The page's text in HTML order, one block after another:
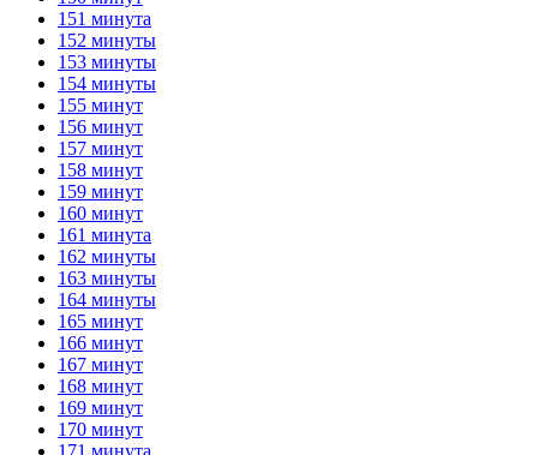
151 минута
152 минуты
153 минуты
154 минуты
155 минут
156 минут
157 минут
158 минут
159 минут
160 минут
161 минута
162 минуты
163 минуты
164 минуты
165 минут
166 минут
167 минут
168 минут
169 минут
170 минут
171 минута